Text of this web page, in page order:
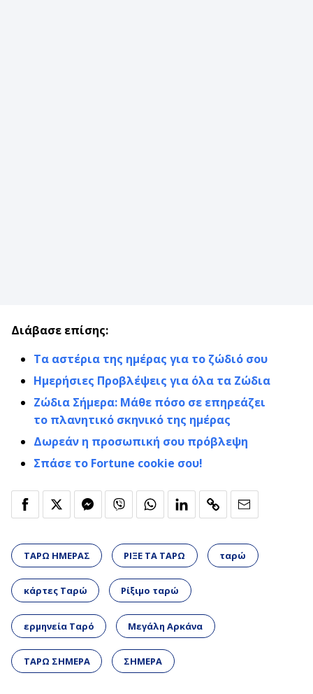
Διάβασε επίσης:
Τα αστέρια της ημέρας για το ζώδιό σου
Ημερήσιες Προβλέψεις για όλα τα Ζώδια
Ζώδια Σήμερα: Μάθε πόσο σε επηρεάζει
το πλανητικό σκηνικό της ημέρας
Δωρεάν η προσωπική σου πρόβλεψη
Σπάσε το Fortune cookie σου!
ΤΑΡΩ ΗΜΕΡΑΣ ΡΙΞΕ ΤΑ ΤΑΡΩ ταρώ
κάρτες Ταρώ Ρίξιμο ταρώ
ερμηνεία Ταρό Μεγάλη Αρκάνα
ΤΑΡΩ ΣΗΜΕΡΑ ΣΗΜΕΡΑ